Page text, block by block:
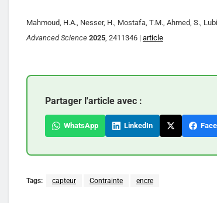
Mahmoud, H.A., Nesser, H., Mostafa, T.M., Ahmed, S.,
Advanced Science 2025 , 2411346 | article
Partager l'article avec :
WhatsApp LinkedIn
Tags: capteur Contrainte encre